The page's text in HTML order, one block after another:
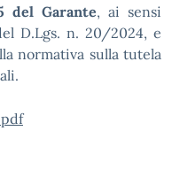
del Garante, ai sensi
D.Lgs. n. 20/2024, e
normativa sulla tutela